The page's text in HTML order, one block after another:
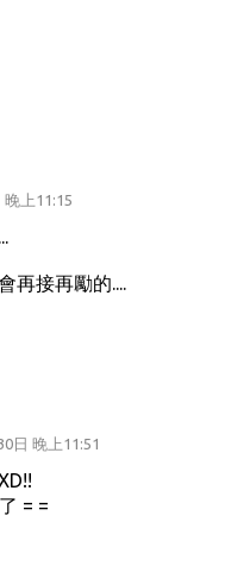
晚上11:15
再接再勵的....
日 晚上11:51
= =